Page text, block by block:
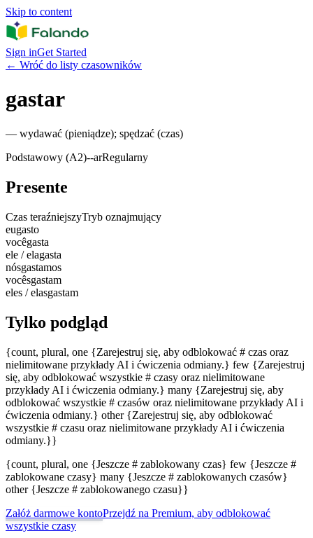
Skip to content
Sign inGet Started
← Wróć do listy czasowników
gastar
— wydawać (pieniądze); spędzać (czas)
Podstawowy (A2)--arRegularny
Presente
Czas teraźniejszyTryb oznajmujący
eugasto
vocêgasta
ele / elagasta
nósgastamos
vocêsgastam
eles / elasgastam
Tylko podgląd
{count, plural, one {Zarejestruj się, aby odblokować # czas oraz
nielimitowane przykłady AI i ćwiczenia odmiany.} few {Zarejestruj
się, aby odblokować wszystkie # czasy oraz nielimitowane
przykłady AI i ćwiczenia odmiany.} many {Zarejestruj się, aby
odblokować wszystkie # czasów oraz nielimitowane przykłady AI i
ćwiczenia odmiany.} other {Zarejestruj się, aby odblokować
wszystkie # czasu oraz nielimitowane przykłady AI i ćwiczenia
odmiany.}}
{count, plural, one {Jeszcze # zablokowany czas} few {Jeszcze #
zablokowane czasy} many {Jeszcze # zablokowanych czasów}
other {Jeszcze # zablokowanego czasu}}
Załóż darmowe kontoPrzejdź na Premium, aby odblokować
wszystkie czasy